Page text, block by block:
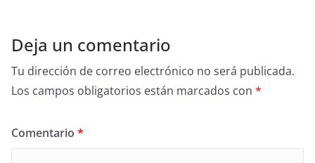
Deja un comentario
Tu dirección de correo electrónico no será publicada.
Los campos obligatorios están marcados con *
Comentario *